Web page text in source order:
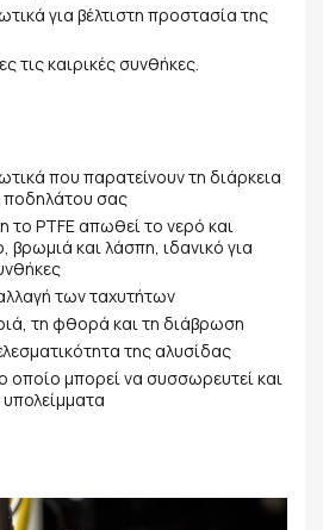
για βέλτιστη προστασία της
τις καιρικές συνθήκες.
που παρατείνουν τη διάρκεια
σας
PTFE απωθεί το νερό και
βρωμιά και λάσπη, ιδανικό για
των ταχυτήτων
τη φθορά και τη διάβρωση
της αλυσίδας
οποίο μπορεί να συσσωρευτεί και